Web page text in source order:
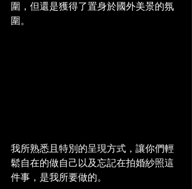
圍，但還是獲得了置身於國外美景的氛
圍。
我所熟悉且特別的呈現方式，讓你們輕
鬆自在的做自己以及忘記在拍婚紗照這
件事，是我所要做的。